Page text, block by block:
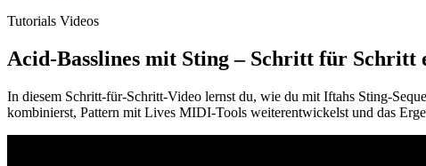
Tutorials Videos
Acid-Basslines mit Sting – Schritt für
In diesem Schritt-für-Schritt-Video lernst du, wie du mit Iftahs Sting-
kombinierst, Pattern mit Lives MIDI-Tools weiterentwickelst und das